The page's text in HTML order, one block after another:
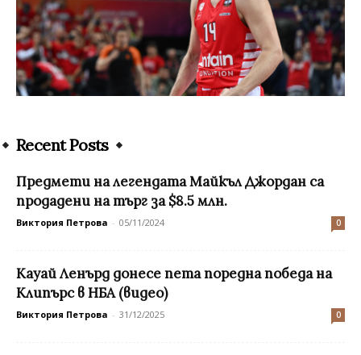
Recent Posts
Предмети на легендата Майкъл Джордан са
продадени на търг за $8.5 млн.
Виктория Петрова - 05/11/2024 0
Кауай Ленърд донесе пета поредна победа на
Клипърс в НБА (видео)
Виктория Петрова - 31/12/2025 0